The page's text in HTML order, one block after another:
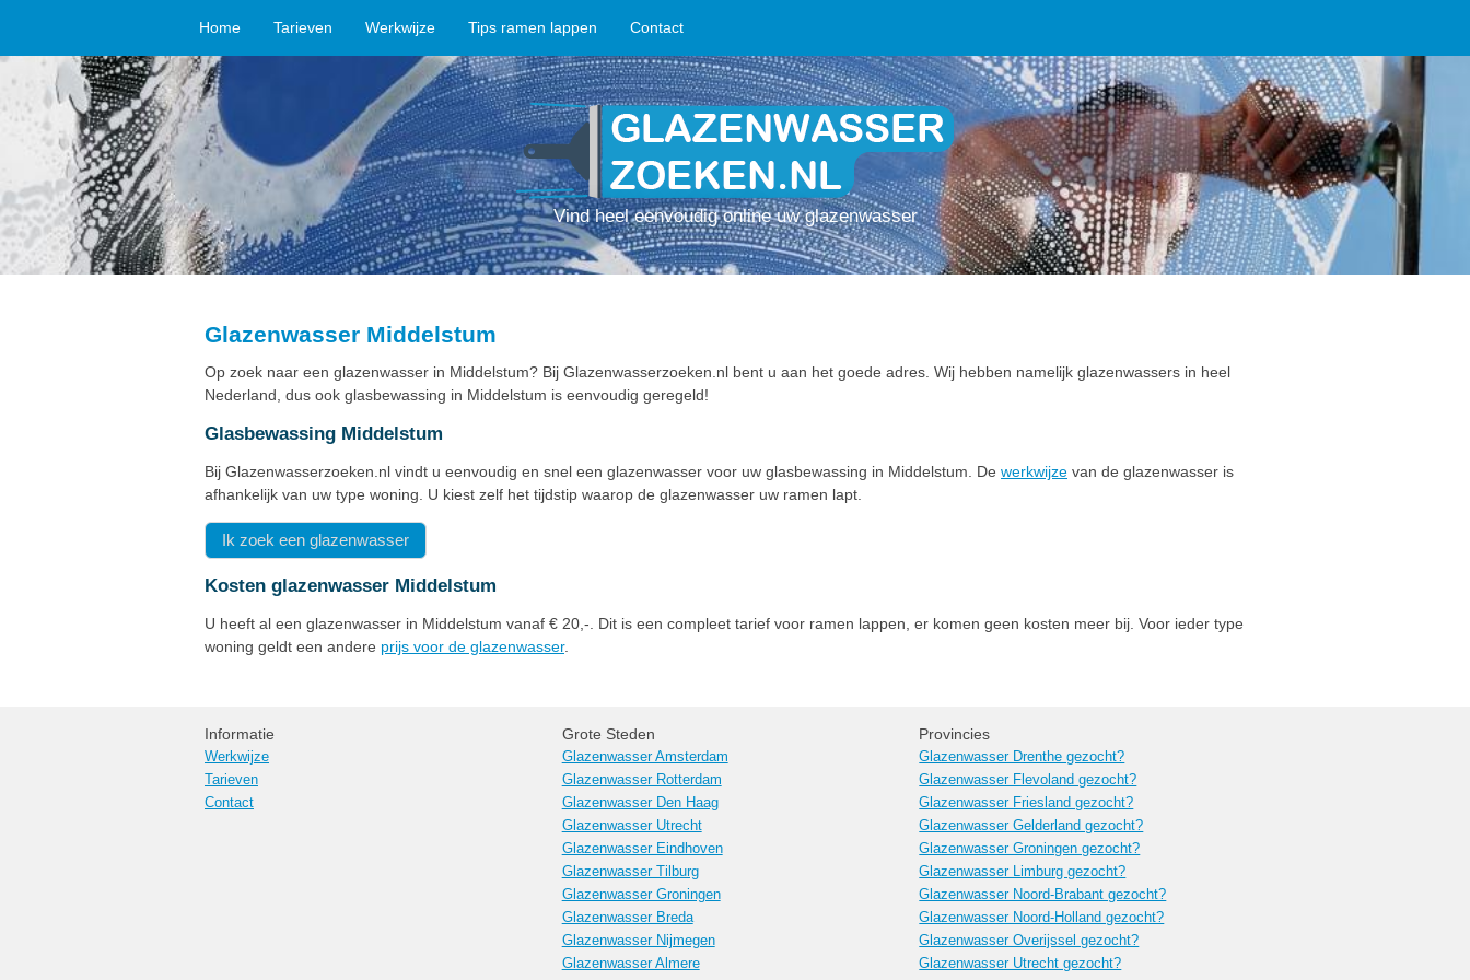
Home Tarieven Werkwijze Tips ramen lappen Contact
Vind heel eenvoudig online uw glazenwasser
Glazenwasser Middelstum
Op zoek naar een glazenwasser in Middelstum? Bij Glazenwasserzoeken.nl bent u aan het goede adres. Wij hebben namelijk glazenwassers in heel
Nederland, dus ook glasbewassing in Middelstum is eenvoudig geregeld!
Glasbewassing Middelstum
Bij Glazenwasserzoeken.nl vindt u eenvoudig en snel een glazenwasser voor uw glasbewassing in Middelstum. De werkwijze van de glazenwasser is
afhankelijk van uw type woning. U kiest zelf het tijdstip waarop de glazenwasser uw ramen lapt.
Ik zoek een glazenwasser
Kosten glazenwasser Middelstum
U heeft al een glazenwasser in Middelstum vanaf € 20,-. Dit is een compleet tarief voor ramen lappen, er komen geen kosten meer bij. Voor ieder type
woning geldt een andere prijs voor de glazenwasser.
Informatie
Werkwijze
Tarieven
Contact
Grote Steden
Glazenwasser Amsterdam
Glazenwasser Rotterdam
Glazenwasser Den Haag
Glazenwasser Utrecht
Glazenwasser Eindhoven
Glazenwasser Tilburg
Glazenwasser Groningen
Glazenwasser Breda
Glazenwasser Nijmegen
Glazenwasser Almere
Provincies
Glazenwasser Drenthe gezocht?
Glazenwasser Flevoland gezocht?
Glazenwasser Friesland gezocht?
Glazenwasser Gelderland gezocht?
Glazenwasser Groningen gezocht?
Glazenwasser Limburg gezocht?
Glazenwasser Noord-Brabant gezocht?
Glazenwasser Noord-Holland gezocht?
Glazenwasser Overijssel gezocht?
Glazenwasser Utrecht gezocht?